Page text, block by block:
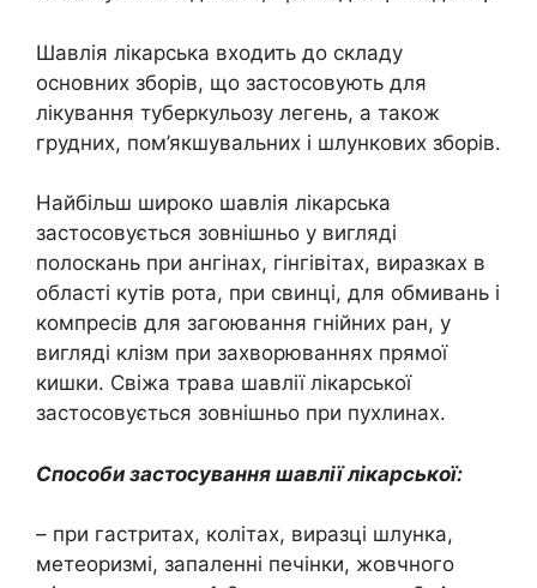
Шавлія лікарська входить до складу
основних зборів, що застосовують для
лікування туберкульозу легень, а також
грудних, пом’якшувальних і шлункових зборів.
Найбільш широко шавлія лікарська
застосовується зовнішньо у вигляді
полоскань при ангінах, гінгівітах, виразках в
області кутів рота, при свинці, для обмивань і
компресів для загоювання гнійних ран, у
вигляді клізм при захворюваннях прямої
кишки. Свіжа трава шавлії лікарської
застосовується зовнішньо при пухлинах.
Способи застосування шавлії лікарської:
– при гастритах, колітах, виразці шлунка,
метеоризмі, запаленні печінки, жовчного